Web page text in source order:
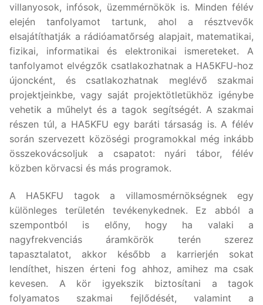
villanyosok, infósok, üzemmérnökök is. Minden félév
elején tanfolyamot tartunk, ahol a résztvevők
elsajátíthatják a rádióamatőrség alapjait, matematikai,
fizikai, informatikai és elektronikai ismereteket. A
tanfolyamot elvégzők csatlakozhatnak a HA5KFU-hoz
újoncként, és csatlakozhatnak meglévő szakmai
projektjeinkbe, vagy saját projektötletükhöz igénybe
vehetik a műhelyt és a tagok segítségét. A szakmai
részen túl, a HA5KFU egy baráti társaság is. A félév
során szervezett közöségi programokkal még inkább
összekovácsoljuk a csapatot: nyári tábor, félév
közben körvacsi és más programok.
A HA5KFU tagok a villamosmérnökségnek egy
különleges területén tevékenykednek. Ez abból a
szempontból is előny, hogy ha valaki a
nagyfrekvenciás áramkörök terén szerez
tapasztalatot, akkor később a karrierjén sokat
lendíthet, hiszen érteni fog ahhoz, amihez ma csak
kevesen. A kör igyekszik biztosítani a tagok
folyamatos szakmai fejlődését, valamint a